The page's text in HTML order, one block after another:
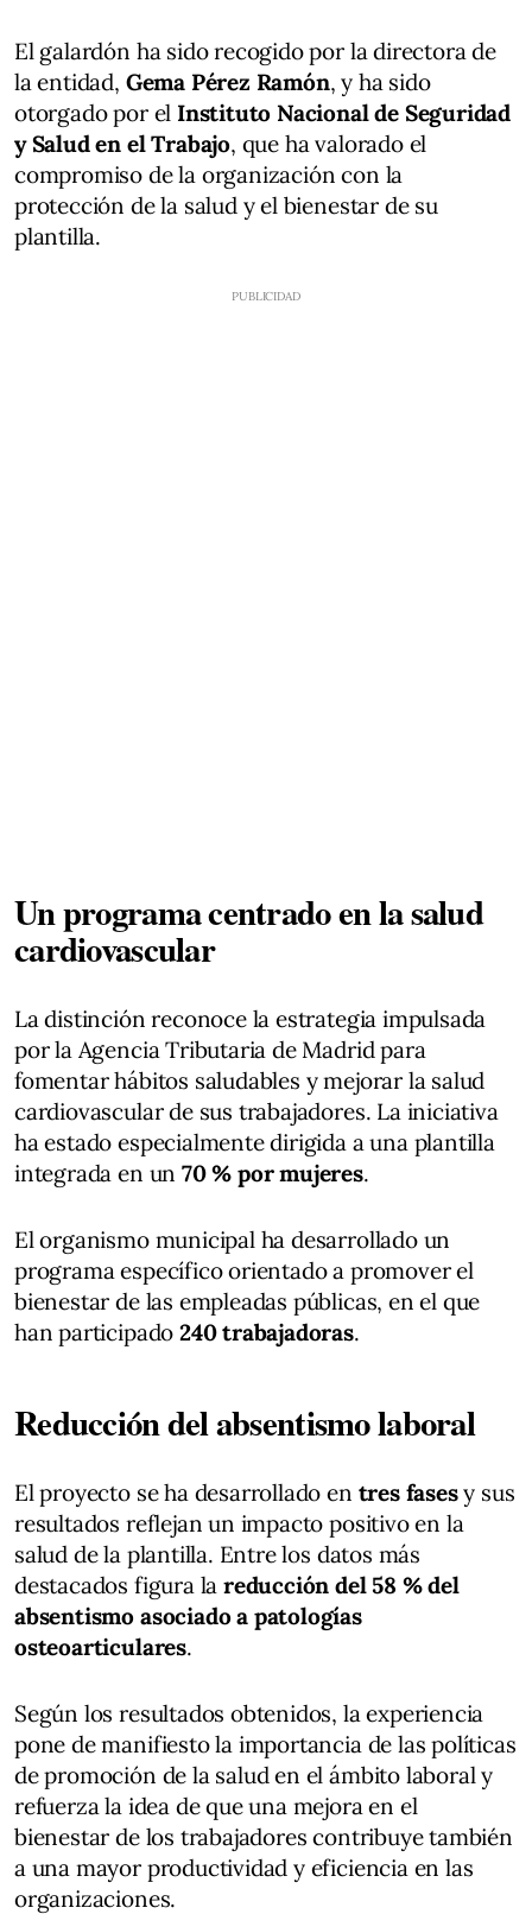
El galardón ha sido recogido por la directora de
la entidad, Gema Pérez Ramón, y ha sido
otorgado por el Instituto Nacional de Seguridad
y Salud en el Trabajo, que ha valorado el
compromiso de la organización con la
protección de la salud y el bienestar de su
plantilla.
Un programa centrado en la salud
cardiovascular
La distinción reconoce la estrategia impulsada
por la Agencia Tributaria de Madrid para
fomentar hábitos saludables y mejorar la salud
cardiovascular de sus trabajadores. La iniciativa
ha estado especialmente dirigida a una plantilla
integrada en un 70 % por mujeres.
El organismo municipal ha desarrollado un
programa específico orientado a promover el
bienestar de las empleadas públicas, en el que
han participado 240 trabajadoras.
Reducción del absentismo laboral
El proyecto se ha desarrollado en tres fasesy sus
resultados reflejan un impacto positivo en la
salud de la plantilla. Entre los datos más
destacados figura lareducción del 58 % del
absentismo asociado a patologías
osteoarticulares.
Según los resultados obtenidos, la experiencia
pone de manifiesto la importancia de las políticas
de promoción de la salud en el ámbito laboral y
refuerza la idea de que una mejora en el
bienestar de los trabajadores contribuye también
a una mayor productividad y eficiencia en las
organizaciones.